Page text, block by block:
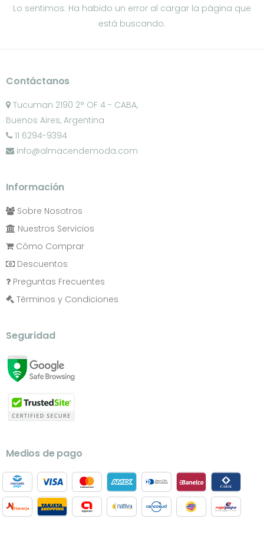
Lo sentimos. Ha habido un error al cargar la página que
está buscando.
Contáctanos
Tucuman 2190 2° OF 4 - CABA,
Buenos Aires, Argentina
11 6294-9394
info@almacendemoda.com
Información
Sobre Nosotros
Nuestros Servicios
Cómo Comprar
Descuentos
Preguntas Frecuentes
Términos y Condiciones
Seguridad
Medios de pago